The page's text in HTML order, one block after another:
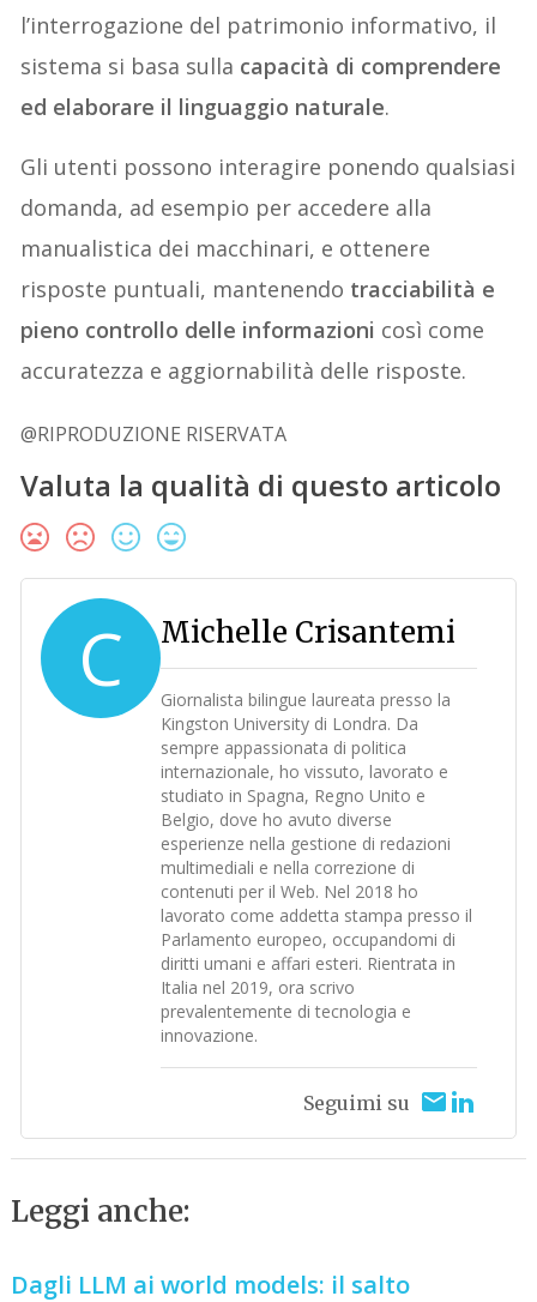
l’interrogazione del patrimonio informativo, il
sistema si basa sulla capacità di comprendere
ed elaborare il linguaggio naturale.
Gli utenti possono interagire ponendo qualsiasi
domanda, ad esempio per accedere alla
manualistica dei macchinari, e ottenere
risposte puntuali, mantenendo tracciabilità e
pieno controllo delle informazioni così come
accuratezza e aggiornabilità delle risposte.
@RIPRODUZIONE RISERVATA
Valuta la qualità di questo articolo
C Michelle Crisantemi
Giornalista bilingue laureata presso la
Kingston University di Londra. Da
sempre appassionata di politica
internazionale, ho vissuto, lavorato e
studiato in Spagna, Regno Unito e
Belgio, dove ho avuto diverse
esperienze nella gestione di redazioni
multimediali e nella correzione di
contenuti per il Web. Nel 2018 ho
lavorato come addetta stampa presso il
Parlamento europeo, occupandomi di
diritti umani e affari esteri. Rientrata in
Italia nel 2019, ora scrivo
prevalentemente di tecnologia e
innovazione.
Seguimi su
Leggi anche:
Dagli LLM ai world models: il salto